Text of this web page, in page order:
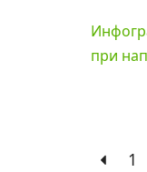
при
1